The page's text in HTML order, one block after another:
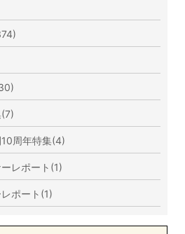
周年特集(4)
レポート(1)
ポート(1)